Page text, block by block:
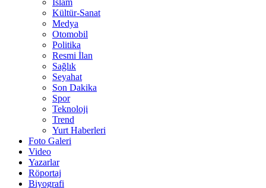
Kültür-Sanat
Medya
Otomobil
Politika
Resmi İlan
Sağlık
Seyahat
Son Dakika
Spor
Teknoloji
Trend
Yurt Haberleri
Foto Galeri
Video
Yazarlar
Röportaj
Biyografi